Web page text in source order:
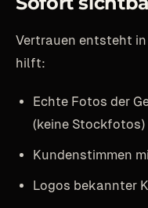
Vertrauen entsteht in
hilft:
Echte Fotos der
(keine Stockfotos)
Kundenstimmen
Logos bekannter